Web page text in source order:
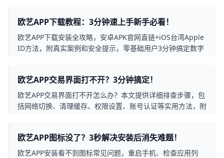
欧艺APP下载教程：3分钟速上手新手必看！
欧艺APP下载安装全攻略，安卓APK官网直链+iOS台湾Apple
ID方法，附真实案例和安全提示，零基础用户3分钟搞定数字
欧艺APP交易界面打不开？3分钟搞定！
欧艺APP交易界面打不开怎么办？本文提供详细排查步骤，包
括网络切换、清理缓存、权限设置、账号认证等实用方法，附
欧艺APP图标没了？3秒解决安装后消失难题！
欧艺APP安装看不到图标常见问题，重启手机、检查应用列